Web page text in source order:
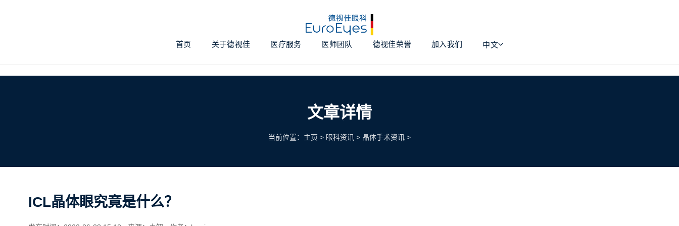
首页 关于德视佳 医疗服务 医师团队 德视佳荣誉 加入我们 中文
文章详情
当前位置： 主页 > 眼科资讯 > 晶体手术资讯 >
ICL晶体眼究竟是什么？